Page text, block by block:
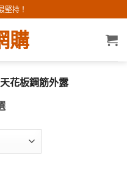
堅持！
購
天花板鋼筋外露